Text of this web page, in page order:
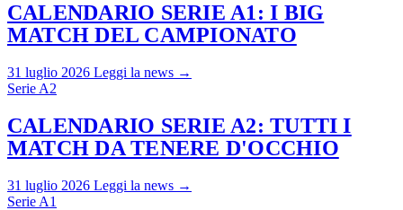
CALENDARIO SERIE A1: I BIG
MATCH DEL CAMPIONATO
31 luglio 2026 Leggi la news →
Serie A2
CALENDARIO SERIE A2: TUTTI I
MATCH DA TENERE D'OCCHIO
31 luglio 2026 Leggi la news →
Serie A1